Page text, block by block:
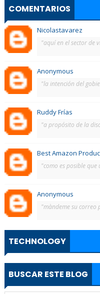
COMENTARIOS
Nicolastavarez
"aquí en el sector de
Anonymous
"la intención del
Ruddy Frías
"a propósito de la
Best Amazon
"como es posible que
Anonymous
"màndeme su correo
TECHNOLOGY
BUSCAR ESTE BLOG